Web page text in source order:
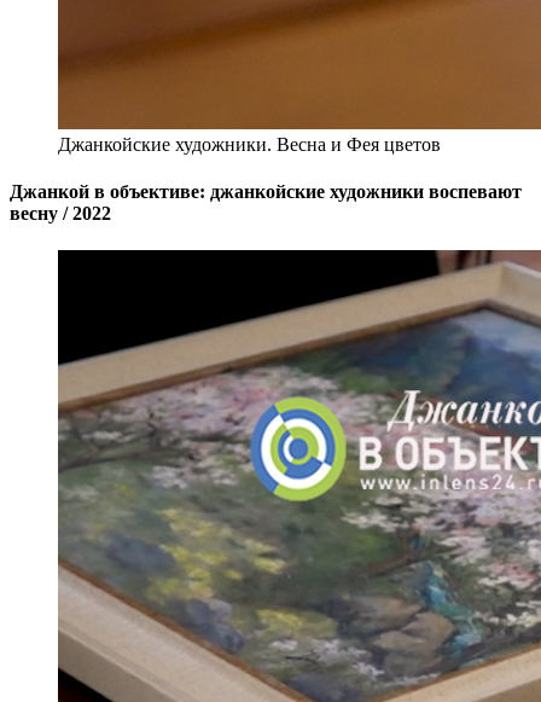
Джанкойские художники. Весна и Фея цветов
Джанкой в объективе: джанкойские художники воспевают
весну / 2022